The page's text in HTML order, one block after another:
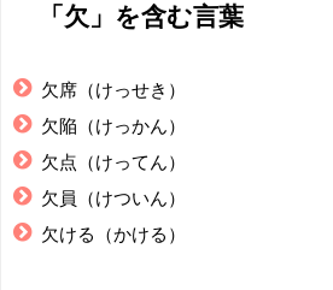
「欠」を含む言葉
欠席（けっせき）
欠陥（けっかん）
欠点（けってん）
欠員（けついん）
欠ける（かける）